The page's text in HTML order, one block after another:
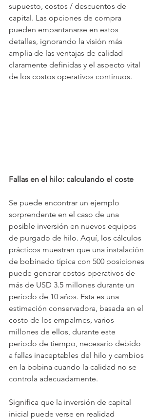
supuesto, costos / descuentos de
capital. Las opciones de compra
pueden empantanarse en estos
detalles, ignorando la visión más
amplia de las ventajas de calidad
claramente definidas y el aspecto vital
de los costos operativos continuos.
Fallas en el hilo: calculando el coste
Se puede encontrar un ejemplo
sorprendente en el caso de una
posible inversión en nuevos equipos
de purgado de hilo. Aquí, los cálculos
prácticos muestran que una instalación
de bobinado típica con 500 posiciones
puede generar costos operativos de
más de USD 3.5 millones durante un
período de 10 años. Esta es una
estimación conservadora, basada en el
costo de los empalmes, varios
millones de ellos, durante este
período de tiempo, necesario debido
a fallas inaceptables del hilo y cambios
en la bobina cuando la calidad no se
controla adecuadamente.
Significa que la inversión de capital
inicial puede verse en realidad